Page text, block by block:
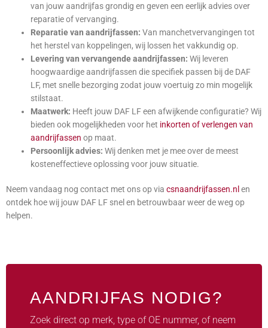
van jouw aandrijfas grondig en geven een eerlijk advies over
reparatie of vervanging.
Reparatie van aandrijfassen: Van manchetvervangingen tot
het herstel van koppelingen, wij lossen het vakkundig op.
Levering van vervangende aandrijfassen: Wij leveren
hoogwaardige aandrijfassen die specifiek passen bij de DAF
LF, met snelle bezorging zodat jouw voertuig zo min mogelijk
stilstaat.
Maatwerk: Heeft jouw DAF LF een afwijkende configuratie? Wij
bieden ook mogelijkheden voor het inkorten of verlengen van
aandrijfassen op maat.
Persoonlijk advies: Wij denken met je mee over de meest
kosteneffectieve oplossing voor jouw situatie.
Neem vandaag nog contact met ons op via csnaandrijfassen.nl en
ontdek hoe wij jouw DAF LF snel en betrouwbaar weer de weg op
helpen.
AANDRIJFAS NODIG?
Zoek direct op merk, type of OE nummer, of neem